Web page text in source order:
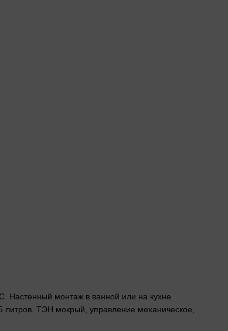
Настенный монтаж в ванной или на кухне
ТЭН мокрый, управление механическое,